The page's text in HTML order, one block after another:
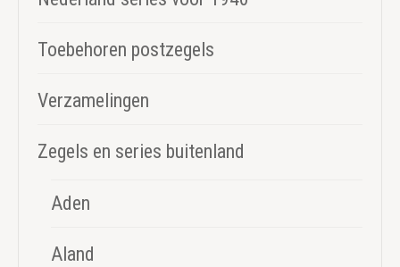
Toebehoren postzegels
Verzamelingen
Zegels en series buitenland
Aden
Aland